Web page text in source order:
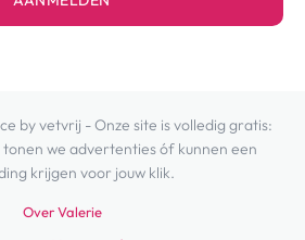
by vetvrij - Onze site is volledig gratis:
we advertenties óf kunnen een
krijgen voor jouw klik.
Over Valerie